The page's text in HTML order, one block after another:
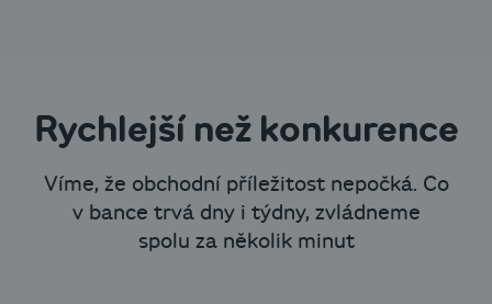
Rychlejší než konkurence
Víme, že obchodní příležitost nepočká. Co
v bance trvá dny i týdny, zvládneme
spolu za několik minut